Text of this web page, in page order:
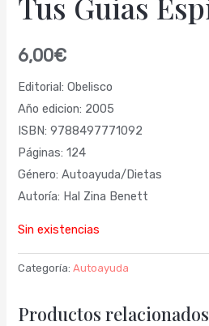
6,00€
Editorial: Obelisco
Año edicion: 2005
ISBN: 9788497771092
Páginas: 124
Género: Autoayuda/Dietas
Autoría: Hal Zina Benett
Sin existencias
Categoría:Autoayuda
Productos relacionados